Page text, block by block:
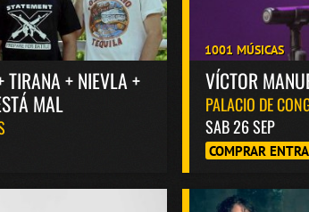
TIRANA + NIEVLA +
MAL
1001 MÚSICAS
VÍCTOR
PALACIO DE
SAB 26 SEP
COMPRAR